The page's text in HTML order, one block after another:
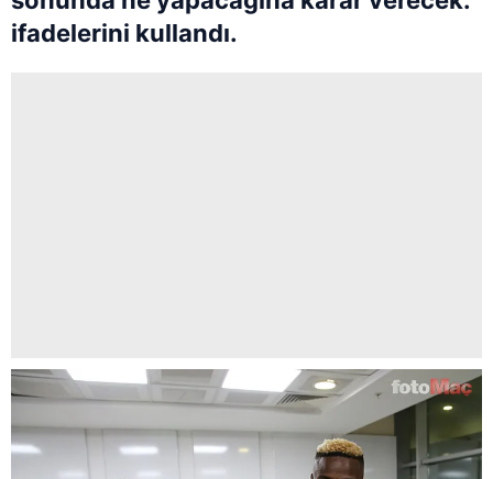
ifadelerini kullandı.